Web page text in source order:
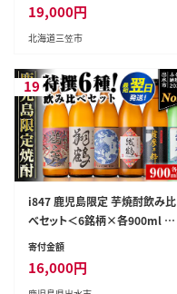
19,000円
北海道三笠市
19
i847 鹿児島限定 芋焼酎飲み比
べセット＜6銘柄×各900ml 計6
本＞ 焼酎 芋 お酒 定期便 焼酎
ぎ便 スピード 発送 出水酒造 神
寄付金額
16,000円